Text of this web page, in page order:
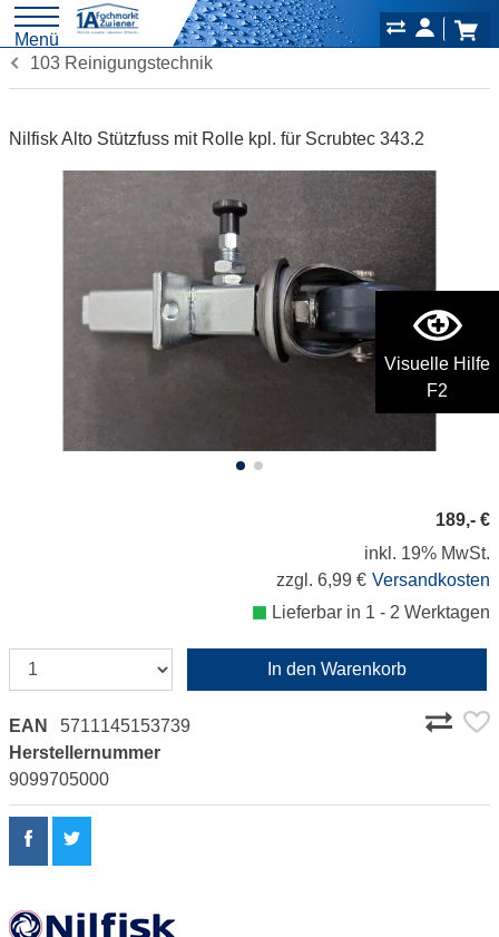
Visuelle Hilfe
F2
Menü
103 Reinigungstechnik
Nilfisk Alto Stützfuss mit Rolle kpl. für Scrubtec 343.2
189,- €
inkl. 19% MwSt.
zzgl. 6,99 € Versandkosten
Lieferbar in 1 - 2 Werktagen
In den Warenkorb
EAN
5711145153739
Herstellernummer
9099705000